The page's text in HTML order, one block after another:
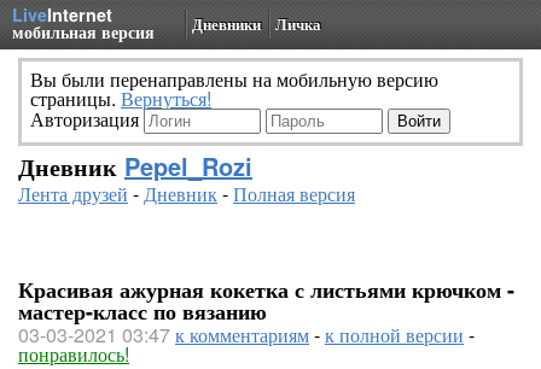
LiveInternet
мобильная версия Дневники Личка
Вы были перенаправлены на мобильную версию
страницы. Вернуться!
Авторизация
Дневник Pepel_Rozi
Лента друзей -Дневник-Полная версия
Красивая ажурная кокетка с листьями крючком -
мастер-класс по вязанию
03-03-2021 03:47к комментариям-к полной версии -
понравилось!